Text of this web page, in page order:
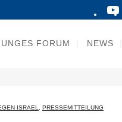
FORUM NEWS
ISRAEL PRESSEMITTEILUNG